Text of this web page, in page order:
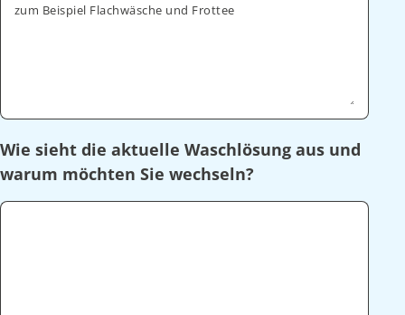
zum Beispiel Flachwäsche und Frottee
Wie sieht die aktuelle Waschlösung aus und
warum möchten Sie wechseln?